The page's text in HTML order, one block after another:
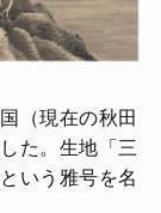
（現在の秋田
た。生地「三
いう雅号を名